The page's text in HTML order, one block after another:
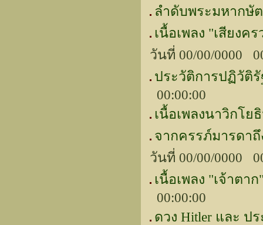
ลำดับพระมหากษั
เนื้อเพลง "เสียงค
วันที่ 00/00/0000
ประวัติการปฏิวัติ
00:00:00
เนื้อเพลงนาวิกโย
จากครรภ์มารดา
วันที่ 00/00/0000
เนื้อเพลง "เจ้าตา
00:00:00
ดวง Hitler และ ป